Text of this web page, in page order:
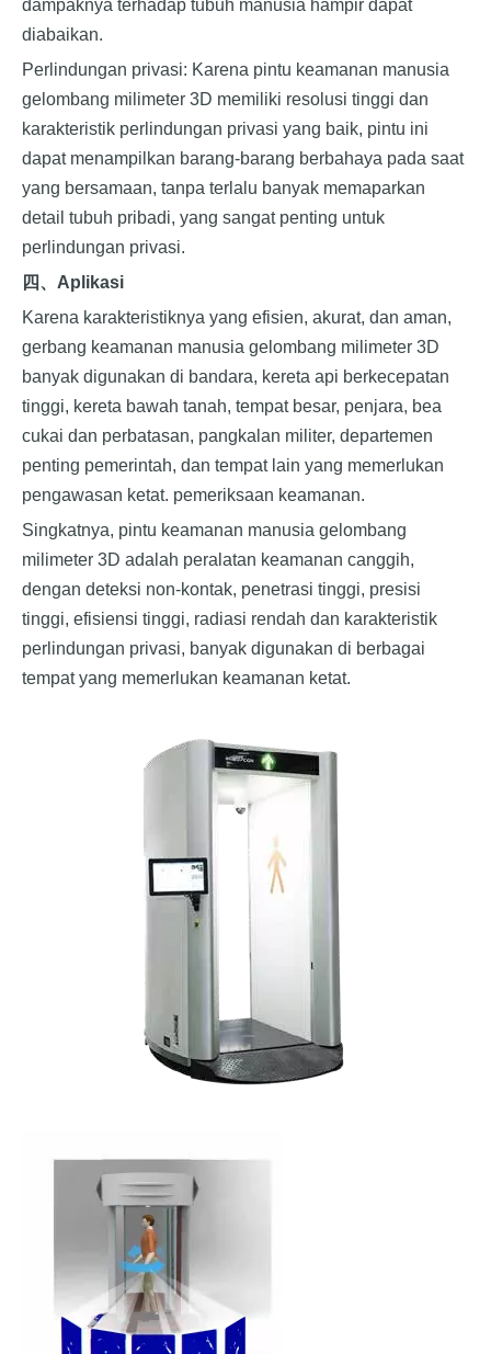
dampaknya terhadap tubuh manusia hampir dapat
diabaikan.
Perlindungan privasi: Karena pintu keamanan manusia
gelombang milimeter 3D memiliki resolusi tinggi dan
karakteristik perlindungan privasi yang baik, pintu ini
dapat menampilkan barang-barang berbahaya pada saat
yang bersamaan, tanpa terlalu banyak memaparkan
detail tubuh pribadi, yang sangat penting untuk
perlindungan privasi.
四、 Aplikasi
Karena karakteristiknya yang efisien, akurat, dan aman,
gerbang keamanan manusia gelombang milimeter 3D
banyak digunakan di bandara, kereta api berkecepatan
tinggi, kereta bawah tanah, tempat besar, penjara, bea
cukai dan perbatasan, pangkalan militer, departemen
penting pemerintah, dan tempat lain yang memerlukan
pengawasan ketat. pemeriksaan keamanan.
Singkatnya, pintu keamanan manusia gelombang
milimeter 3D adalah peralatan keamanan canggih,
dengan deteksi non-kontak, penetrasi tinggi, presisi
tinggi, efisiensi tinggi, radiasi rendah dan karakteristik
perlindungan privasi, banyak digunakan di berbagai
tempat yang memerlukan keamanan ketat.